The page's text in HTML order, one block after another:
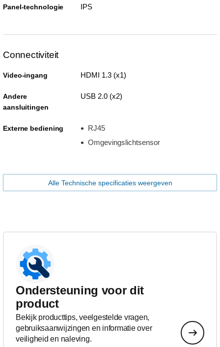
Panel-technologie IPS
Connectiviteit
Video-ingang HDMI 1.3 (x1)
Andere
aansluitingen
USB 2.0 (x2)
Externe bediening
RJ45
Omgevingslichtsensor
Alle Technische specificaties weergeven
Ondersteuning voor dit
product
Bekijk producttips, veelgestelde vragen,
gebruiksaanwijzingen en informatie over
veiligheid en naleving.